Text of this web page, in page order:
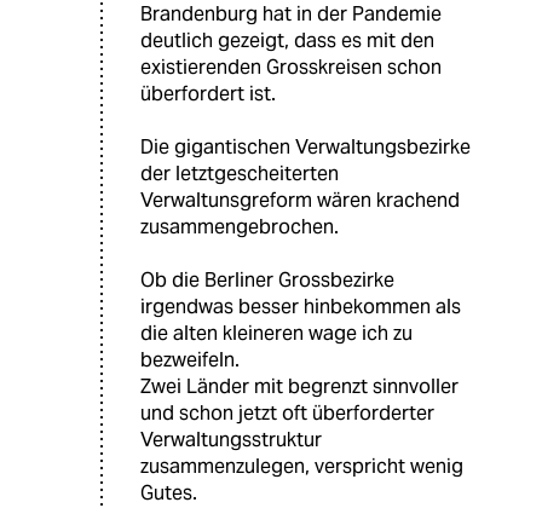
Brandenburg hat in der Pandemie
deutlich gezeigt, dass es mit den
existierenden Grosskreisen schon
überfordert ist.
Die gigantischen Verwaltungsbezirke
der letztgescheiterten
Verwaltunsgreform wären krachend
zusammengebrochen.
Ob die Berliner Grossbezirke
irgendwas besser hinbekommen als
die alten kleineren wage ich zu
bezweifeln.
Zwei Länder mit begrenzt sinnvoller
und schon jetzt oft überforderter
Verwaltungsstruktur
zusammenzulegen, verspricht wenig
Gutes.